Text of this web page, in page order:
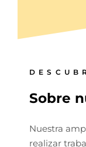
Sobre
Nuestra
realizar